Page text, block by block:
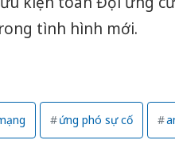
tình hình mới.
ứng phó sự cố